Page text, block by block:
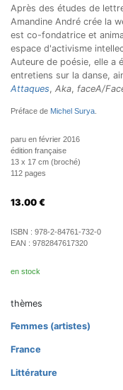
Après des études de
Amandine André crée la
est co-fondatrice et
espace d'activisme
Auteure de poésie, elle a
entretiens sur la danse,
Attaques, Aka, faceA/
Préface de Michel Surya
paru en février 2016
édition française
13 x 17 cm (broché)
112 pages
13.00 €
ISBN : 978-2-84761-732-0
EAN : 9782847617320
en stock
thèmes
Femmes (artistes)
France
Littérature